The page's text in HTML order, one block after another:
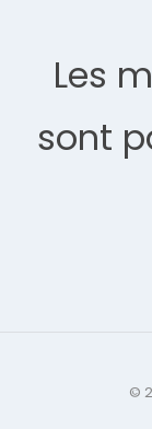
Les
sont
©